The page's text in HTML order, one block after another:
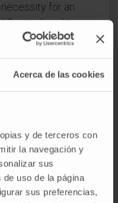
Acerca de las cookies
y de terceros con
la navegación y
sus
uso de la página
sus preferencias,
for an
tailored to
the multifaceted
. 2024 Nov